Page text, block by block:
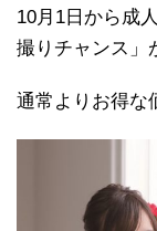
10月1日から成
撮りチャンス」
通常よりお得な